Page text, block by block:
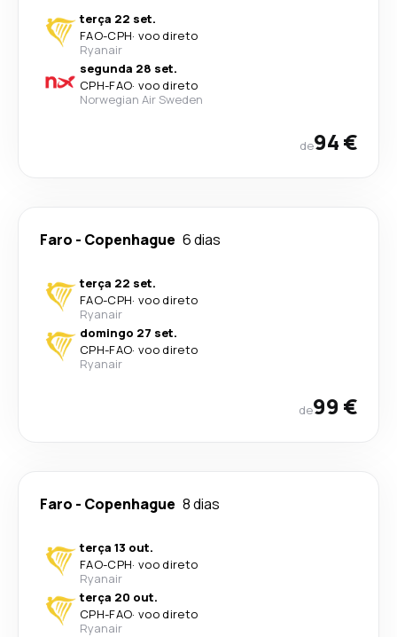
terça 22 set.
FAO-CPH· voo direto
Ryanair
segunda 28 set.
CPH-FAO· voo direto
Norwegian Air Sweden
de94 €
Faro - Copenhague 6 dias
terça 22 set.
FAO-CPH· voo direto
Ryanair
domingo 27 set.
CPH-FAO· voo direto
Ryanair
de99 €
Faro - Copenhague 8 dias
terça 13 out.
FAO-CPH· voo direto
Ryanair
terça 20 out.
CPH-FAO· voo direto
Ryanair